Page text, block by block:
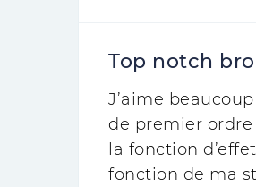
Top notch
J’aime
de premier
la fonction
fonction de ma